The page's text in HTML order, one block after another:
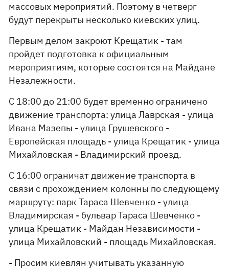
массовых мероприятий. Поэтому в четверг
будут перекрыты несколько киевских улиц.
Первым делом закроют Крещатик - там
пройдет подготовка к официальным
мероприятиям, которые состоятся на Майдане
Незалежности.
С 18:00 до 21:00 будет временно ограничено
движение транспорта: улица Лаврская - улица
Ивана Мазепы - улица Грушевского -
Европейская площадь - улица Крещатик - улица
Михайловская - Владимирский проезд.
С 16:00 ограничат движение транспорта в
связи с прохождением колонны по следующему
маршруту: парк Тараса Шевченко - улица
Владимирская - бульвар Тараса Шевченко -
улица Крещатик - Майдан Независимости -
улица Михайловский - площадь Михайловская.
- Просим киевлян учитывать указанную